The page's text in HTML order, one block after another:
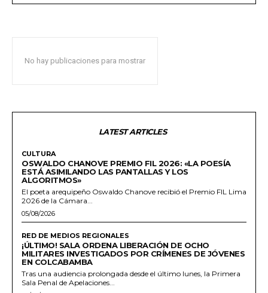
No hay publicaciones para mostrar
LATEST ARTICLES
CULTURA
OSWALDO CHANOVE PREMIO FIL 2026: «LA POESÍA
ESTÁ ASIMILANDO LAS PANTALLAS Y LOS
ALGORITMOS»
El poeta arequipeño Oswaldo Chanove recibió el Premio FIL Lima
2026 de la Cámara...
05/08/2026
RED DE MEDIOS REGIONALES
¡ÚLTIMO! SALA ORDENA LIBERACIÓN DE OCHO
MILITARES INVESTIGADOS POR CRÍMENES DE JÓVENES
EN COLCABAMBA
Tras una audiencia prolongada desde el último lunes, la Primera
Sala Penal de Apelaciones...